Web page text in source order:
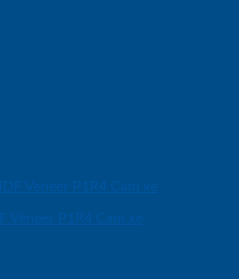
P1R4 Cam xe